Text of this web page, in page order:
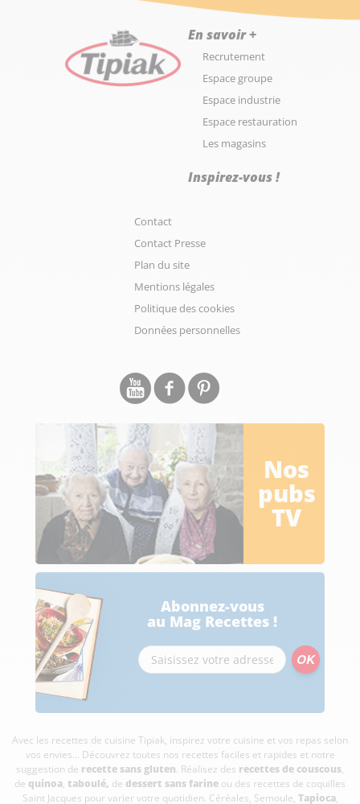
En savoir +
Recrutement
Espace groupe
Espace industrie
Espace restauration
Les magasins
Inspirez-vous !
Contact
Contact Presse
Plan du site
Mentions légales
Politique des cookies
Données personnelles
Nos
pubs
TV
Abonnez-vous
au Mag Recettes !
Avec les recettes de cuisine Tipiak, inspirez votre cuisine et vos repas selon
vos envies... Découvrez toutes nos recettes faciles et rapides et notre
suggestion de recette sans gluten. Réalisez des recettes de couscous,
de quinoa, taboulé, de dessert sans farine ou des recettes de coquilles
Saint Jacques pour varier votre quotidien. Céréales, Semoule, Tapioca,